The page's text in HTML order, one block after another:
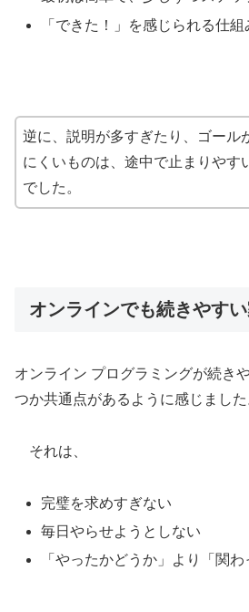
「できた！」を感じられる仕組
逆に、説明が多すぎたり、ゴール
にくいものは、途中で止まりやす
でした。
オンラインでも続きやす
オンライン プログラミングが続き
つか共通点があるように感じました
それは、
完璧を求めすぎない
毎日やらせようとしない
「やったかどうか」より「関